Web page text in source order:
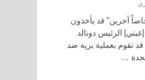
آخرين” قد يأخذون
[غيتي] الرئيس دونالد
تقوم بعملية برية ضد
…